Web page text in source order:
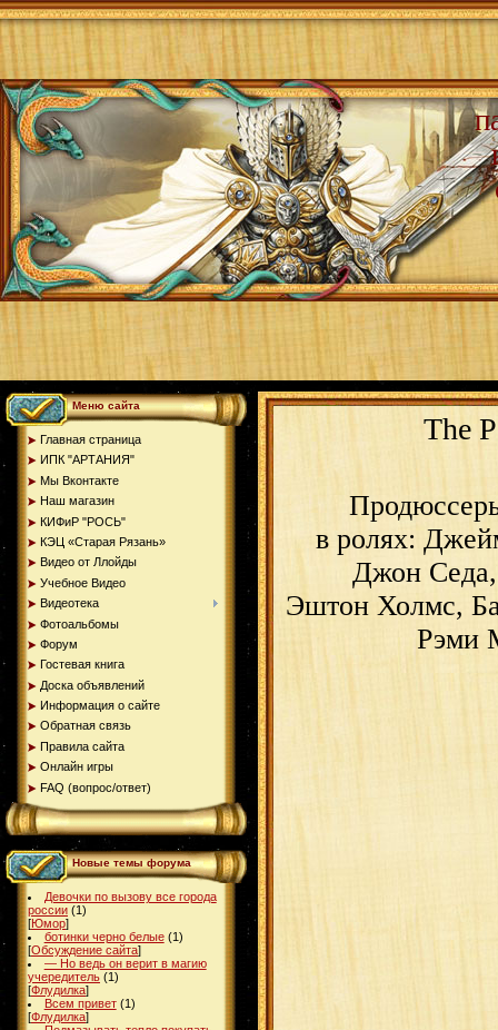
Меню сайта
Главная страница
ИПК "АРТАНИЯ"
Мы Вконтакте
Наш магазин
КИФиР "РОСЬ"
КЭЦ «Старая Рязань»
Видео от Ллойды
Учебное Видео
Видеотека
Фотоальбомы
Форум
Гостевая книга
Доска объявлений
Информация о сайте
Обратная связь
Правила сайта
Онлайн игры
FAQ (вопрос/ответ)
Новые темы форума
Девочки по вызову все города
россии (1)
[Юмор]
ботинки черно белые (1)
[Обсуждение сайта]
— Но ведь он верит в магию
учередитель (1)
[Флудилка]
Всем привет (1)
[Флудилка]
The
в ролях:
Джон
Эштон Холмс,
Рэми